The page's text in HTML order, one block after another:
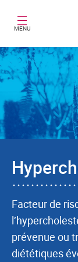
MENU
Facteur de
prévenue ou
diététiques